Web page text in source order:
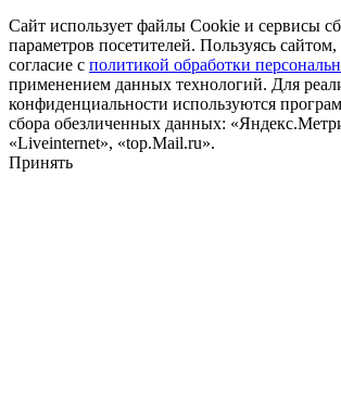
Сайт использует файлы Cookie и сервисы
параметров посетителей. Пользуясь
согласие с политикой обработки
применением данных технологий. Для
конфиденциальности используются
сбора обезличенных данных:
«Liveinternet», «top.Mail.ru».
Принять